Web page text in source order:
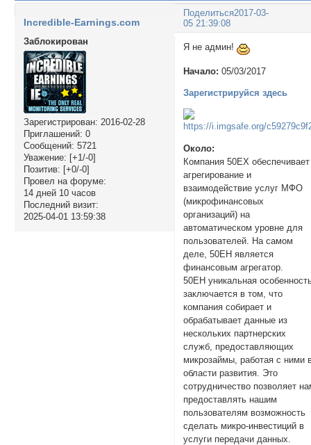
Поделиться2017-03-
05 21:39:08
Incredible-Earnings.com
Заблокирован
Зарегистрирован: 2016-02-28
Приглашений: 0
Сообщений: 5721
Уважение: [+1/-0]
Позитив: [+0/-0]
Провел на форуме:
14 дней 10 часов
Последний визит:
2025-04-01 13:59:38
Я не админ!
Начало: 05/03/2017
Зарегистрируйся здесь
Около:
Компания 50EX обеспечивает
агрегирование и
взаимодействие услуг МФО
(микрофинансовых
организаций) на
автоматическом уровне для
пользователей. На самом
деле, 50EH является
финансовым агрегатор.
50EH уникальная
заключается в том, что
компания собирает и
обрабатывает данные из
нескольких партнерских
служб, предоставляющих
микрозаймы, работая с ними
области развития. Это
сотрудничество позволяет
предоставлять нашим
пользователям возможность
сделать микро-инвестиций в
услуги передачи данных.